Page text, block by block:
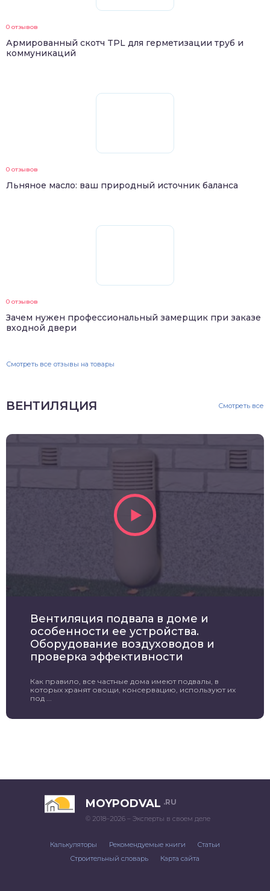
0 отзывов
Армированный скотч TPL для герметизации труб и
коммуникаций
0 отзывов
Льняное масло: ваш природный источник баланса
0 отзывов
Зачем нужен профессиональный замерщик при заказе
входной двери
Смотреть все отзывы на товары
ВЕНТИЛЯЦИЯ Смотреть все
Вентиляция подвала в доме и
особенности ее устройства.
Оборудование воздуховодов и
проверка эффективности
Как правило, все частные дома имеют подвалы, в
которых хранят овощи, консервацию, используют их
под ...
MOYPODVAL .RU
© 2018–2026 – Эксперты в своем деле
Калькуляторы Рекомендуемые книги
Статьи
Строительный словарь
Карта сайта